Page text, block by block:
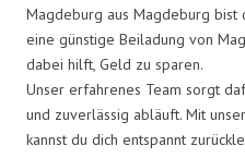
Magdeburg aus Magdeburg
eine günstige Beiladung von
dabei hilft, Geld zu sparen.
Unser erfahrenes Team sorgt
und zuverlässig abläuft. Mit
kannst du dich entspannt